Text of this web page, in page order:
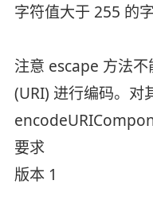
字符值大于 255 的
注意 escape 方法不
(URI) 进行编码。对
要求
版本 1